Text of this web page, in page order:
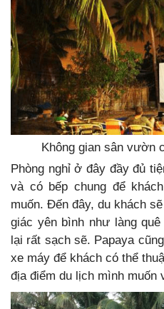
Không gian sân vườn
Phòng nghỉ ở đây đầy đủ
và có bếp chung để
muốn. Đến đây, du khách
giác yên bình như làng
lại rất sạch sẽ. Papaya
xe máy để khách có thể
địa điểm du lịch mình muốn